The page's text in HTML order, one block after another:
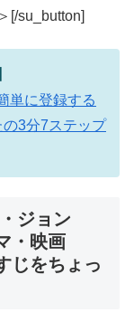
[/su_button]
単に登録する
3分7ステップ
ジョン
・映画
じをちょっ